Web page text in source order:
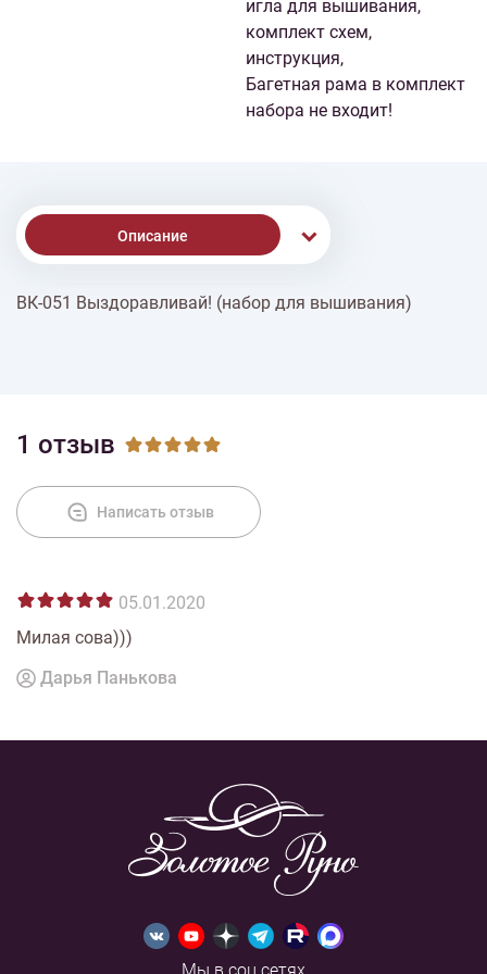
игла для вышивания,
комплект схем,
инструкция,
Багетная рама в комплект
набора не входит!
Описание
Доставка
ВК-051 Выздоравливай! (набор для вышивания)
1 отзыв
Написать отзыв
05.01.2020
Милая сова)))
Дарья Панькова